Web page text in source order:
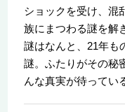
ショックを受け、混
族にまつわる謎を解
謎はなんと、21年も
謎。ふたりがその秘
んな真実が待ってい